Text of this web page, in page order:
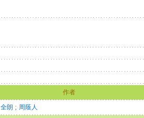
作者
全朗 ; 周蔭人